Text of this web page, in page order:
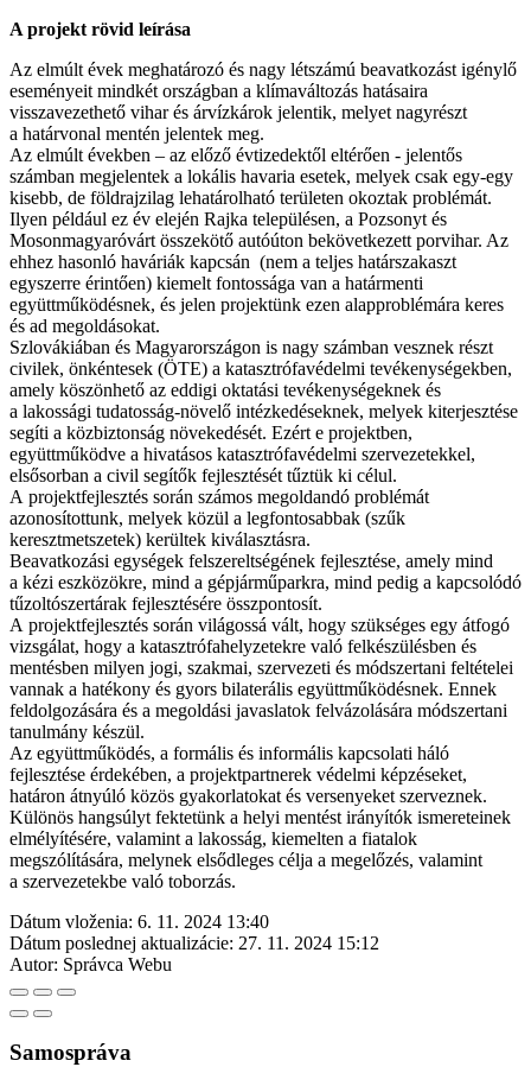
A projekt rövid leírása
Az elmúlt évek meghatározó és nagy létszámú beavatkozást igénylő
eseményeit mindkét országban a klímaváltozás hatásaira
visszavezethető vihar és árvízkárok jelentik, melyet nagyrészt
a határvonal mentén jelentek meg.
Az elmúlt években – az előző évtizedektől eltérően - jelentős
számban megjelentek a lokális havaria esetek, melyek csak egy-egy
kisebb, de földrajzilag lehatárolható területen okoztak problémát.
Ilyen például ez év elején Rajka településen, a Pozsonyt és
Mosonmagyaróvárt összekötő autóúton bekövetkezett porvihar. Az
ehhez hasonló haváriák kapcsán (nem a teljes határszakaszt
egyszerre érintően) kiemelt fontossága van a határmenti
együttműködésnek, és jelen projektünk ezen alapproblémára keres
és ad megoldásokat.
Szlovákiában és Magyarországon is nagy számban vesznek részt
civilek, önkéntesek (ÖTE) a katasztrófavédelmi tevékenységekben,
amely köszönhető az eddigi oktatási tevékenységeknek és
a lakossági tudatosság-növelő intézkedéseknek, melyek kiterjesztése
segíti a közbiztonság növekedését. Ezért e projektben,
együttműködve a hivatásos katasztrófavédelmi szervezetekkel,
elsősorban a civil segítők fejlesztését tűztük ki célul.
A projektfejlesztés során számos megoldandó problémát
azonosítottunk, melyek közül a legfontosabbak (szűk
keresztmetszetek) kerültek kiválasztásra.
Beavatkozási egységek felszereltségének fejlesztése, amely mind
a kézi eszközökre, mind a gépjárműparkra, mind pedig a kapcsolódó
tűzoltószertárak fejlesztésére összpontosít.
A projektfejlesztés során világossá vált, hogy szükséges egy átfogó
vizsgálat, hogy a katasztrófahelyzetekre való felkészülésben és
mentésben milyen jogi, szakmai, szervezeti és módszertani feltételei
vannak a hatékony és gyors bilaterális együttműködésnek. Ennek
feldolgozására és a megoldási javaslatok felvázolására módszertani
tanulmány készül.
Az együttműködés, a formális és informális kapcsolati háló
fejlesztése érdekében, a projektpartnerek védelmi képzéseket,
határon átnyúló közös gyakorlatokat és versenyeket szerveznek.
Különös hangsúlyt fektetünk a helyi mentést irányítók ismereteinek
elmélyítésére, valamint a lakosság, kiemelten a fiatalok
megszólítására, melynek elsődleges célja a megelőzés, valamint
a szervezetekbe való toborzás.
Dátum vloženia: 6. 11. 2024 13:40
Dátum poslednej aktualizácie: 27. 11. 2024 15:12
Autor: Správca Webu
Samospráva